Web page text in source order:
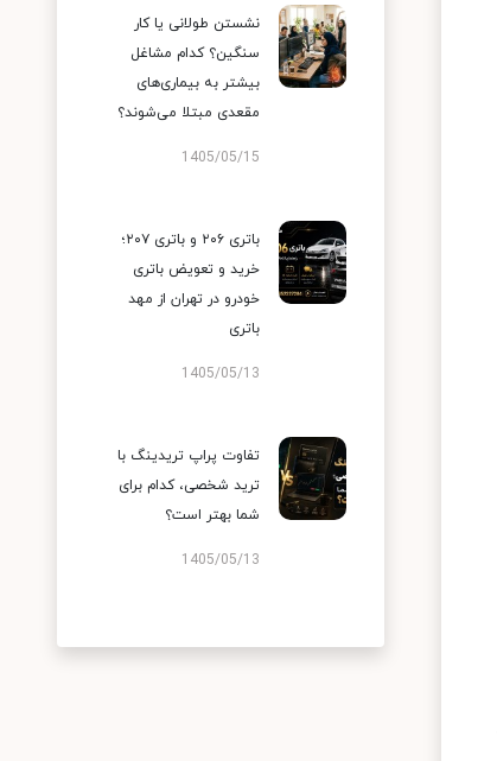
نشستن طولانی یا کار
سنگین؟ کدام مشاغل
بیشتر به بیماری‌های
مقعدی مبتلا می‌شوند؟
1405/05/15
باتری ۲۰۶ و باتری ۲۰۷؛
خرید و تعویض باتری
خودرو در تهران از مهد
باتری
1405/05/13
تفاوت پراپ تریدینگ با
ترید شخصی، کدام برای
شما بهتر است؟
1405/05/13